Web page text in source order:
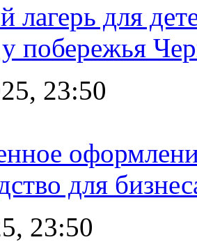
лагерь для
у побережья
23:50
для
23:50